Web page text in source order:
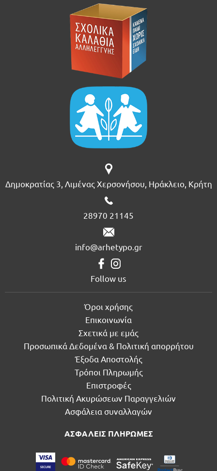
Δημοκρατίας 3, Λιμένας Χερσονήσου, Ηράκλειο, Κρήτη
28970 21145
info@arhetypo.gr
Follow us
Όροι χρήσης
Επικοινωνία
Σχετικά με εμάς
Προσωπικά Δεδομένα & Πολιτική απορρήτου
Έξοδα Αποστολής
Τρόποι Πληρωμής
Επιστροφές
Πολιτική Ακυρώσεων Παραγγελιών
Ασφάλεια συναλλαγών
ΑΣΦΑΛΕΙΣ ΠΛΗΡΩΜΕΣ